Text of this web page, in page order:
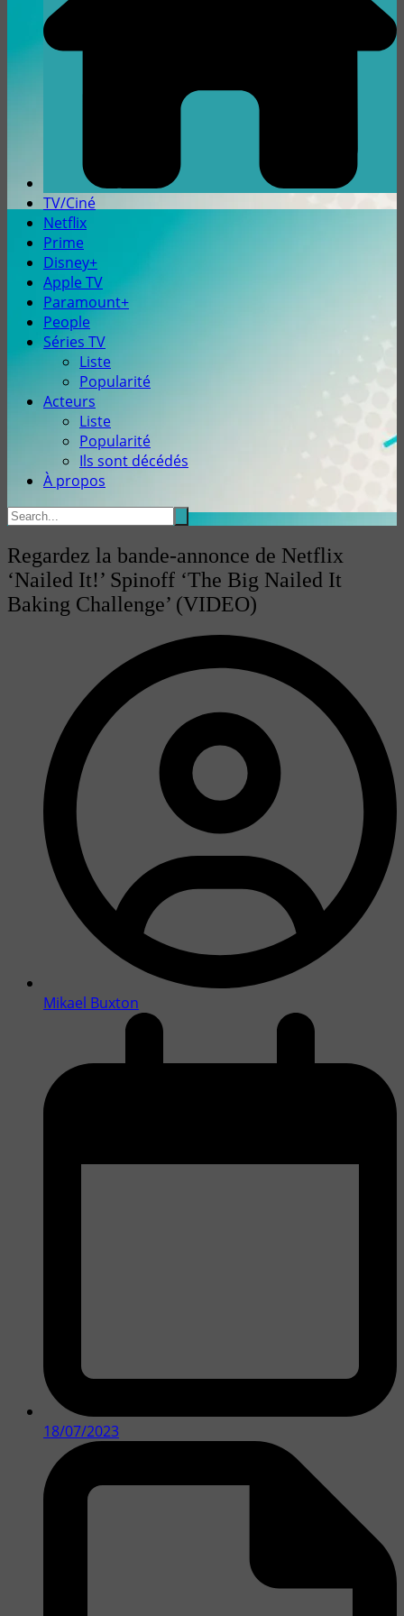
TV/Ciné
Netflix
Prime
Disney+
Apple TV
Paramount+
People
Séries TV
Liste
Popularité
Acteurs
Liste
Popularité
Ils sont décédés
À propos
Regardez la bande-annonce de Netflix
‘Nailed It!’ Spinoff ‘The Big Nailed It
Baking Challenge’ (VIDEO)
Mikael Buxton
18/07/2023